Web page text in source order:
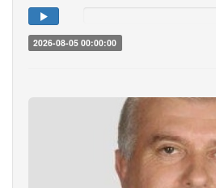
2026-08-05 00:00:00